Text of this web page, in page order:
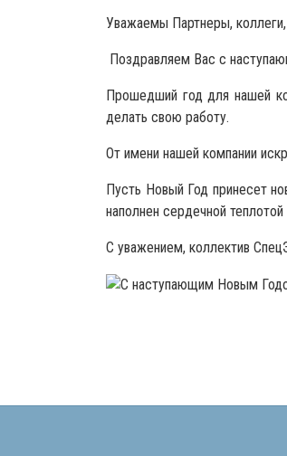
Уважаемы Партнеры,
Поздравляем Вас с
Прошедший год для нашей
делать свою работу.
От имени нашей компании
Пусть Новый Год принесет
наполнен сердечной
С уважением, коллектив